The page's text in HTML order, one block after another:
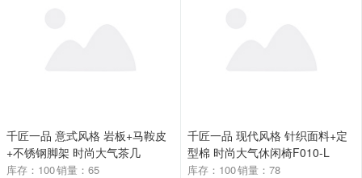
千匠一品 意式风格 岩板+马鞍皮
+不锈钢脚架 时尚大气茶几
BT165-L
库存：100销量：65
千匠一品 现代风格 针织面料+定
型棉 时尚大气休闲椅F010-L
库存：100销量：78